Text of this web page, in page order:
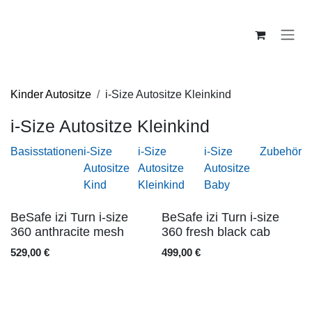
Kinder Autositze i-Size Autositze Kleinkind
i-Size Autositze Kleinkind
Basisstationeni-Size
Autositze
Kind
i-Size
Autositze
Kleinkind
i-Size
Autositze
Baby
Zubehör
Versandkostenfrei
BeSafe izi Turn i-size
360 anthracite mesh
529,00 € Versandkostenfrei
BeSafe izi Turn i-size
360 fresh black cab
499,00€